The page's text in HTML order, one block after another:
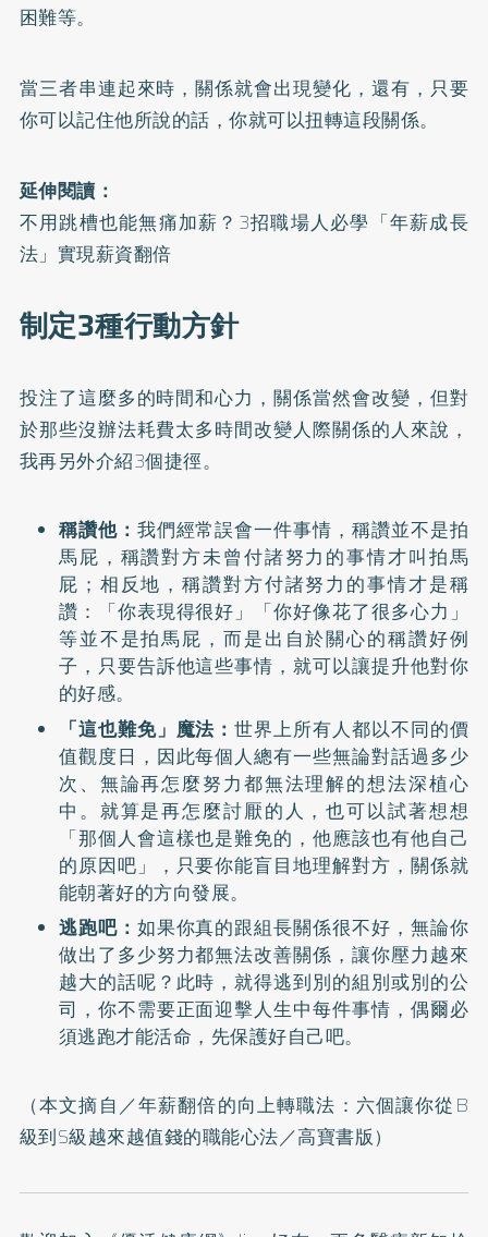
困難等。
當三者串連起來時，關係就會出現變化，還有，只要
你可以記住他所說的話，你就可以扭轉這段關係。
延伸閱讀：
不用跳槽也能無痛加薪？3招職場人必學「年薪成長
法」實現薪資翻倍
制定3種行動方針
投注了這麼多的時間和心力，關係當然會改變，但對
於那些沒辦法耗費太多時間改變人際關係的人來說，
我再另外介紹3個捷徑。
稱讚他： 我們經常誤會一件事情，稱讚並不是拍
馬屁，稱讚對方未曾付諸努力的事情才叫拍馬
屁；相反地，稱讚對方付諸努力的事情才是稱
讚：「你表現得很好」「你好像花了很多心力」
等並不是拍馬屁，而是出自於關心的稱讚好例
子，只要告訴他這些事情，就可以讓提升他對你
的好感。
「這也難免」魔法：世界上所有人都以不同的價
值觀度日，因此每個人總有一些無論對話過多少
次、無論再怎麼努力都無法理解的想法深植心
中。就算是再怎麼討厭的人，也可以試著想想
「那個人會這樣也是難免的，他應該也有他自己
的原因吧」，只要你能盲目地理解對方，關係就
能朝著好的方向發展。
逃跑吧： 如果你真的跟組長關係很不好，無論你
做出了多少努力都無法改善關係，讓你壓力越來
越大的話呢？此時，就得逃到別的組別或別的公
司，你不需要正面迎擊人生中每件事情，偶爾必
須逃跑才能活命，先保護好自己吧。
（本文摘自／年薪翻倍的向上轉職法：六個讓你從B
級到S級越來越值錢的職能心法／高寶書版）